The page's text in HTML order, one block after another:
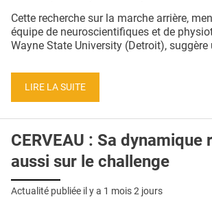
QUI SOMMES-NOUS ?
CONDITIONS GÉNÉRALES
CRÉDITS
Cette recherche sur la marche arrière,
équipe de neuroscientifiques et de
Wayne State University (Detroit), suggère
LIRE LA SUITE
CERVEAU : Sa dynamique
aussi sur le challenge
Actualité publiée il y a 1 mois 2 jours